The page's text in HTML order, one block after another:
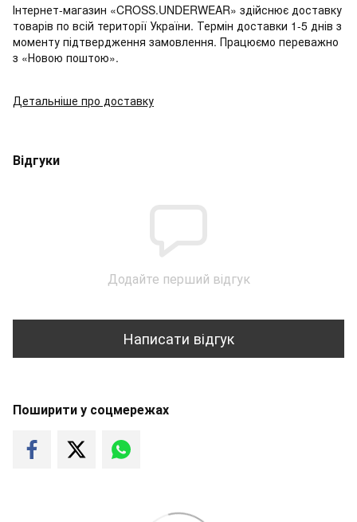
Інтернет-магазин «CROSS.UNDERWEAR» здійснює доставку
товарів по всій території України. Термін доставки 1-5 днів з
моменту підтвердження замовлення. Працюємо переважно
з «Новою поштою».
Детальніше про доставку
Відгуки
Додайте перший відгук
Написати відгук
Поширити у соцмережах